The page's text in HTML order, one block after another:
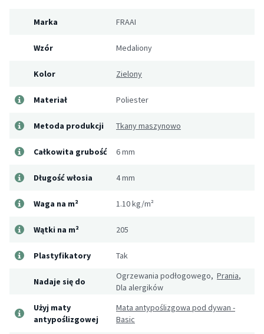
Marka FRAAI
Wzór Medaliony
Kolor Zielony
Materiał Poliester
Metoda produkcji Tkany maszynowo
Całkowita grubość 6 mm
Długość włosia 4 mm
Waga na m² 1.10 kg/m²
Wątki na m² 205
Plastyfikatory Tak
Nadaje się do
Ogrzewania podłogowego, Prania,
Dla alergików
Użyj maty
antypoślizgowej
Mata antypoślizgowa pod dywan -
Basic